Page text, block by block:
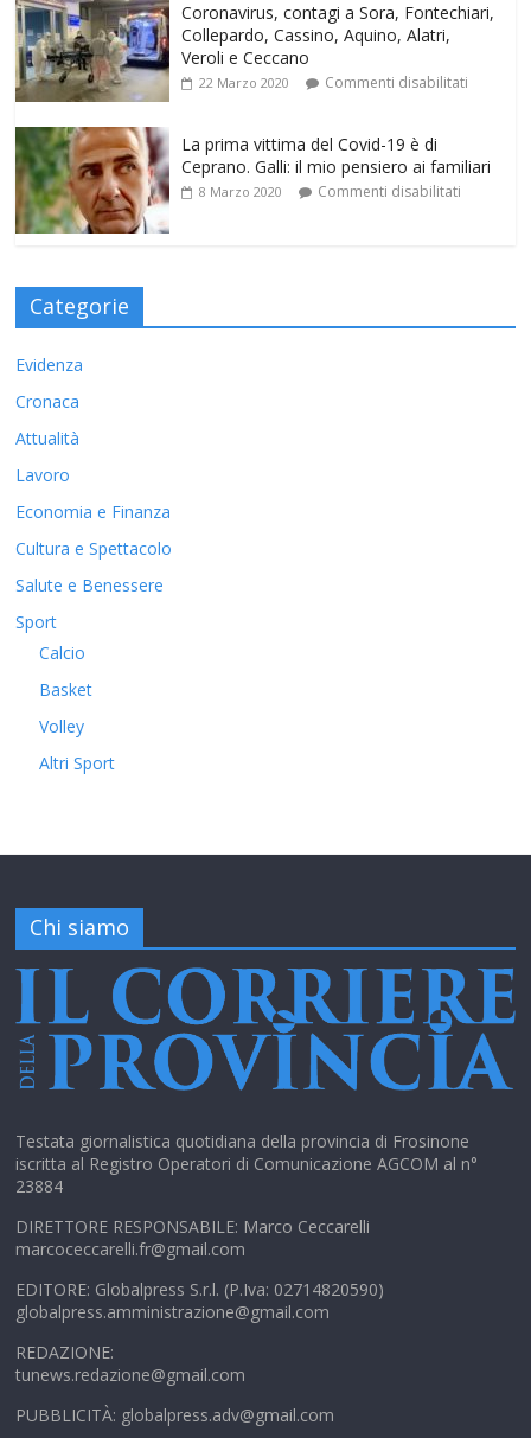
Coronavirus, contagi a Sora, Fontechiari,
Collepardo, Cassino, Aquino, Alatri,
Veroli e Ceccano
22 Marzo 2020 Commenti disabilitati
La prima vittima del Covid-19 è di
Ceprano. Galli: il mio pensiero ai familiari
8 Marzo 2020 Commenti disabilitati
Categorie
Evidenza
Cronaca
Attualità
Lavoro
Economia e Finanza
Cultura e Spettacolo
Salute e Benessere
Sport
Calcio
Basket
Volley
Altri Sport
Chi siamo
Testata giornalistica quotidiana della provincia di Frosinone
iscritta al Registro Operatori di Comunicazione AGCOM al n°
23884
DIRETTORE RESPONSABILE: Marco Ceccarelli
marcoceccarelli.fr@gmail.com
EDITORE: Globalpress S.r.l. (P.Iva: 02714820590)
globalpress.amministrazione@gmail.com
REDAZIONE:
tunews.redazione@gmail.com
PUBBLICITÀ: globalpress.adv@gmail.com